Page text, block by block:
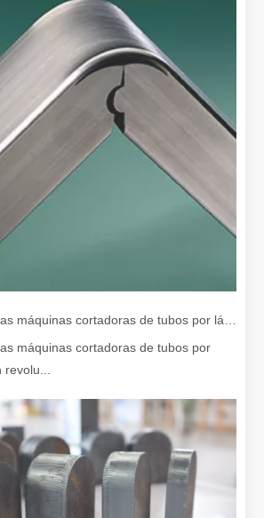
máquinas cortadoras de tubos por